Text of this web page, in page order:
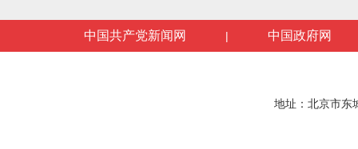
中国共产党新闻网 | 中国政府网
地址：北京市东